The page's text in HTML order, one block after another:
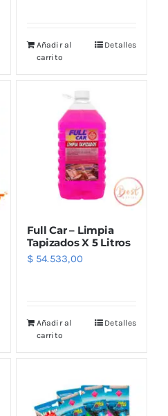
Añadir al
carrito
Detalles
Full Car – Limpia
Tapizados X 5 Litros
$54.533,00
Añadir al
carrito
Detalles